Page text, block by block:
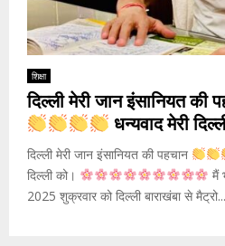
शिक्षा
दिल्ली मेरी जान इंसानियत की
धन्यवाद मेरी
दिल्ली मेरी जान इंसानियत की पहचान
दिल्ली को।
मैं
2025 शुक्रवार को दिल्ली बाराखंबा से मैट्रो...